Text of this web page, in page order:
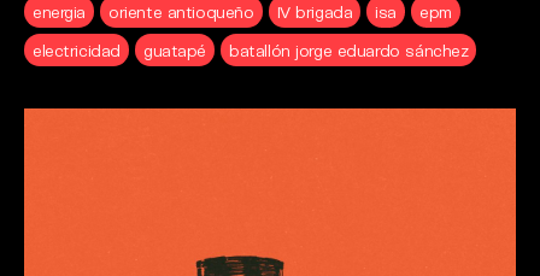
energia
oriente antioqueño IV brigada isa
epm
electricidad
guatapé batallón jorge eduardo sánchez